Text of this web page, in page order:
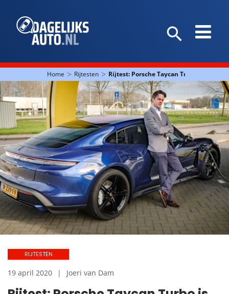
Home > Rijtesten > Rijtest: Porsche Taycan Turbo is geen
RIJTESTEN
19 april 2020 Joeri van Dam